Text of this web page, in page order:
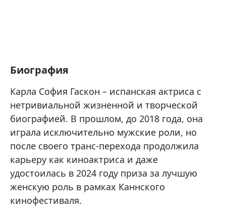
Биография
Карла София Гаскон – испанская актриса с
нетривиальной жизненной и творческой
биографией. В прошлом, до 2018 года, она
играла исключительно мужские роли, но
после своего транс-перехода продолжила
карьеру как киноактриса и даже
удостоилась в 2024 году приза за лучшую
женскую роль в рамках Каннского
кинофестиваля.